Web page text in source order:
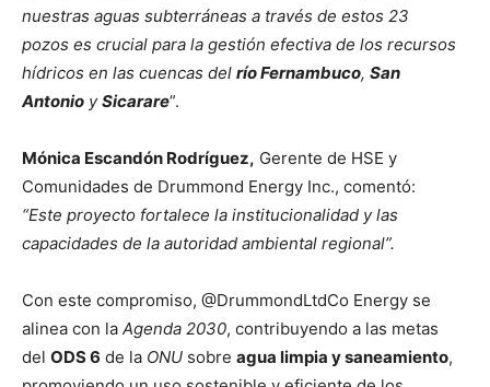
nuestras aguas subterráneas a través de estos 23
pozos es crucial para la gestión efectiva de los recursos
hídricos en las cuencas del río Fernambuco, San
Antonio ySicarare”.
Mónica Escandón Rodríguez, Gerente de HSE y
Comunidades de Drummond Energy Inc., comentó:
“Este proyecto fortalece la institucionalidad y las
capacidades de la autoridad ambiental regional”.
Con este compromiso, @DrummondLtdCo Energy se
alinea con la Agenda 2030, contribuyendo a las metas
del ODS 6 de la ONU sobre agua limpia y saneamiento,